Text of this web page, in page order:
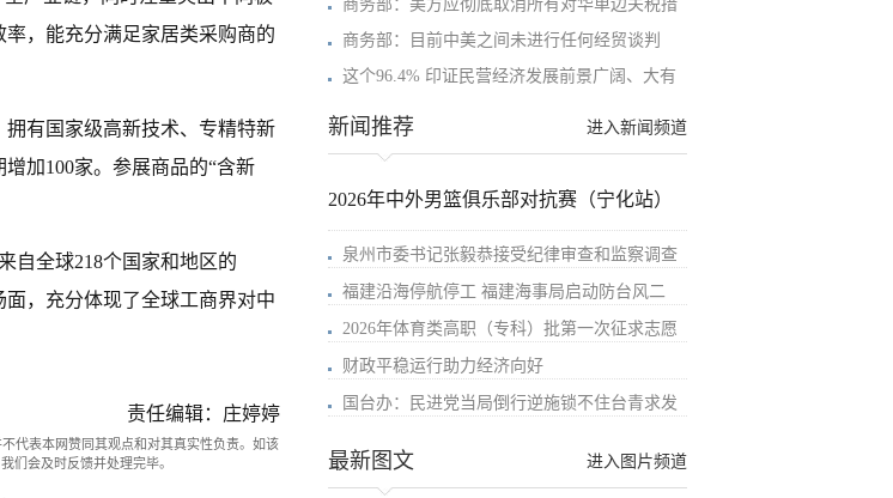
，能充分满足家居类采购商的
有国家级高新技术、专精特新
加100家。参展商品的“含新
自全球218个国家和地区的
，充分体现了全球工商界对中
责任编辑：庄婷婷
代表本网赞同其观点和对其真实性负责。如该
们会及时反馈并处理完毕。
商务部：美方应彻底取消所有对华单边关税措
商务部：目前中美之间未进行任何经贸谈判
这个96.4% 印证民营经济发展前景广阔、大有
进入新闻频道
新闻推荐
2026年中外男篮俱乐部对抗赛（宁化站）
泉州市委书记张毅恭接受纪律审查和监察调查
福建沿海停航停工 福建海事局启动防台风二
2026年体育类高职（专科）批第一次征求志愿
财政平稳运行助力经济向好
国台办：民进党当局倒行逆施锁不住台青求发
进入图片频道
最新图文